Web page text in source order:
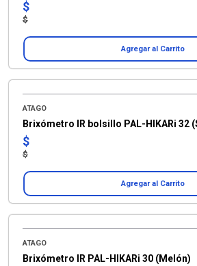
$
$
Agregar al Carrito
ATAGO
Brixómetro IR bolsillo PAL-HIKARi 32
$
$
Agregar al Carrito
ATAGO
Brixómetro IR PAL-HIKARi 30 (Melón)